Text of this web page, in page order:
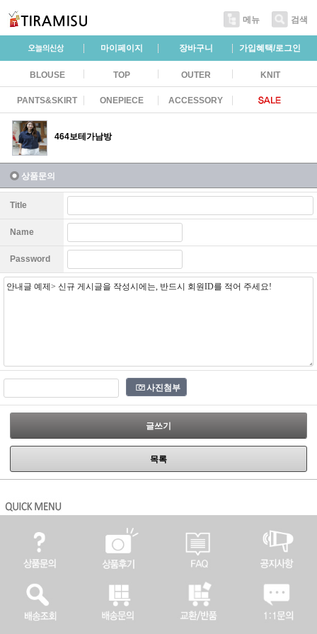
메뉴 검색
마이페이지 장바구니 가입혜택/로그인
BLOUSE TOP OUTER KNIT
PANTS&SKIRT ONEPIECE ACCESSORY
464보테가남방
상품문의
Title
Name
Password
사진첨부
글쓰기
목록